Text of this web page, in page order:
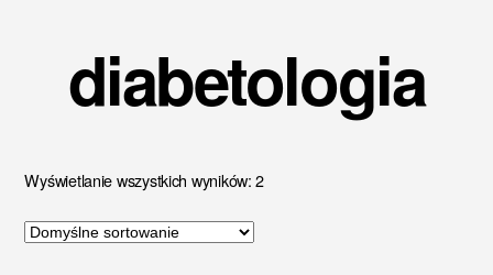
diabetologia
Wyświetlanie wszystkich wyników: 2